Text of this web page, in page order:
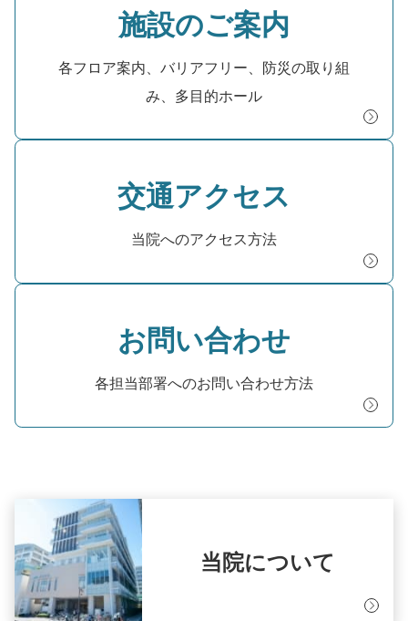
施設のご案内
各フロア案内、バリアフリー、防災の取り組
み、多目的ホール
交通アクセス
当院へのアクセス方法
お問い合わせ
各担当部署へのお問い合わせ方法
当院について